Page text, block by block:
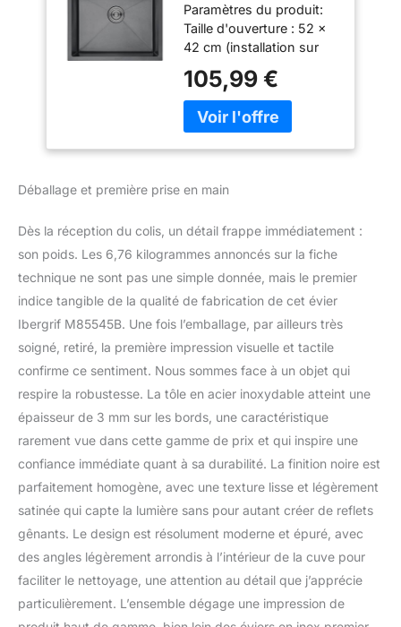
Acier Inoxydable
avec Filtre de
Vidange, Montage à
Poser, Trous pour
Robinets et
Distributeurs de
Savon, Noir
Paramètres du produit:
Taille d'ouverture : 52 x
42 cm (installation sur
55 x 45 x 19 cm
Accessoires complets:
Evier cuisine 1 bac est
d'évier, un tuyau de filtre
qualité: L'évier de cuisine
est fabriqué en acier
inoxydable de haute
galvanisée, résistant à
l'usure et à la corrosion
Facile à nettoyer: La
surface de l'évier de
galvanoplastie est douce
et résistante à la saleté,
et il suffit de l'essuyer
avec un chiffon pour
restaurer le nettoyage et
l'ordre Réduction du bruit
et drainage rapide: Il est
insonorisé avec les
coussins
d'insonorisation. De plus,
le bol avec un design à
canal en X unique facilite
l'écoulement rapide
105,99 €
Déballage et première prise en main
Dès la réception du colis, un détail frappe immédiatement :
son poids. Les 6,76 kilogrammes annoncés sur la fiche
technique ne sont pas une simple donnée, mais le premier
indice tangible de la qualité de fabrication de cet évier
Ibergrif M85545B. Une fois l’emballage, par ailleurs très
soigné, retiré, la première impression visuelle et tactile
confirme ce sentiment. Nous sommes face à un objet qui
respire la robustesse. La tôle en acier inoxydable atteint une
épaisseur de 3 mm sur les bords, une caractéristique
rarement vue dans cette gamme de prix et qui inspire une
confiance immédiate quant à sa durabilité. La finition noire est
parfaitement homogène, avec une texture lisse et légèrement
satinée qui capte la lumière sans pour autant créer de reflets
gênants. Le design est résolument moderne et épuré, avec
des angles légèrement arrondis à l’intérieur de la cuve pour
faciliter le nettoyage, une attention au détail que j’apprécie
particulièrement. L’ensemble dégage une impression de